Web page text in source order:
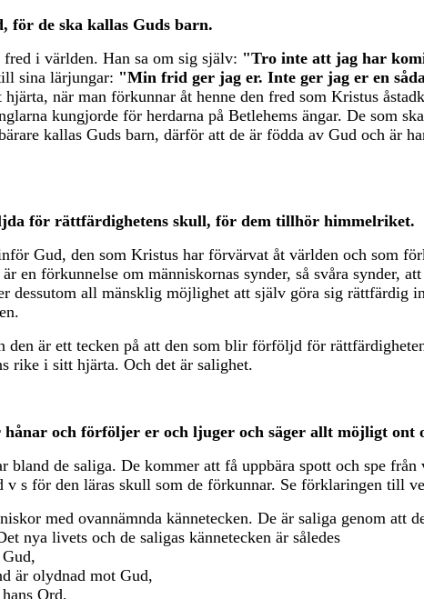
för de ska kallas Guds barn.
i världen. Han sa om sig själv: "Tro inte att jag har
sina lärjungar: "Min frid ger jag er. Inte ger jag er en
när man förkunnar åt henne den fred som Kristus
kungjorde för herdarna på Betlehems ängar. De som
kallas Guds barn, därför att de är födda av Gud och är
för rättfärdighetens skull, för dem tillhör himmelriket.
Gud, den som Kristus har förvärvat åt världen och som
en förkunnelse om människornas synder, så svåra synder,
dessutom all mänsklig möjlighet att själv göra sig
den är ett tecken på att den som blir förföljd för
rike i sitt hjärta. Och det är salighet.
och förföljer er och ljuger och säger allt möjligt ont
bland de saliga. De kommer att få uppbära spott och spe
v s för den läras skull som de förkunnar. Se förklaringen till
med ovannämnda kännetecken. De är saliga genom
nya livets och de saligas kännetecken är således
är olydnad mot Gud,
Ord,